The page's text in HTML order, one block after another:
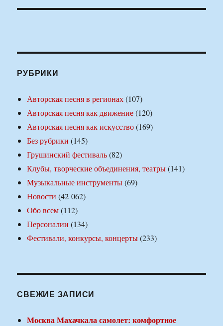
РУБРИКИ
Авторская песня в регионах(107)
Авторская песня как движение(120)
Авторская песня как искусство(169)
Без рубрики (145)
Грушинский фестиваль(82)
Клубы, творческие объединения, театры(141)
Музыкальные инструменты(69)
Новости (42 062)
Обо всем(112)
Персоналии (134)
Фестивали, конкурсы, концерты(233)
СВЕЖИЕ ЗАПИСИ
Москва Махачкала самолет: комфортное